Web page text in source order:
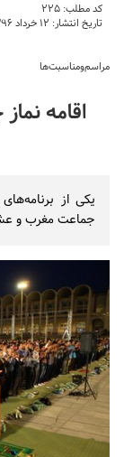
معظم
کد مطلب: 225
تاریخ انتشار: ۱۲ خرداد ۱۳۹۶ - ۱۶:۳۴
مراسم‌ومناسبت‌ها
اقامه
یکی از
جماعت مغرب و